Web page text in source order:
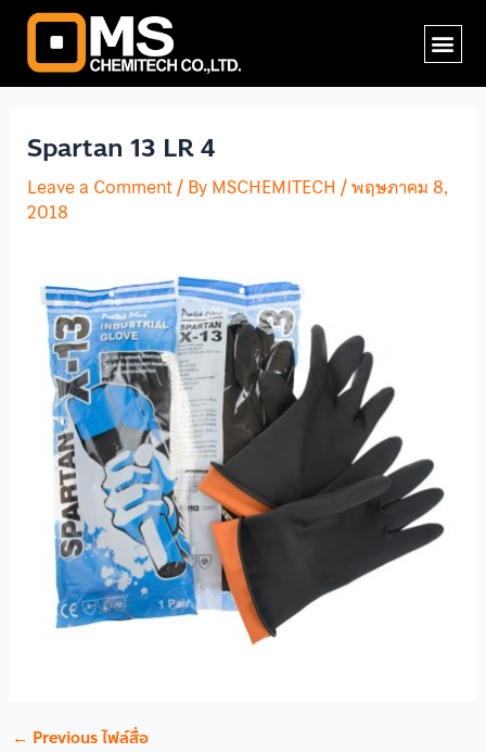
Skip
content
Spartan 13 LR 4
Leave a Comment/ ByMSCHEMITECH /พฤษภาคม 8,
2018
Post
navigation
← Previous ไฟล์สื่อ